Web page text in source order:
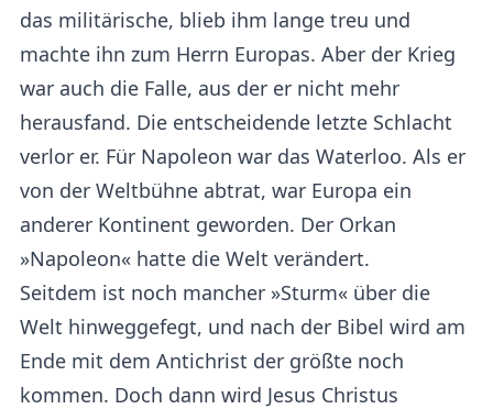
das militärische, blieb ihm lange treu und
machte ihn zum Herrn Europas. Aber der Krieg
war auch die Falle, aus der er nicht mehr
herausfand. Die entscheidende letzte Schlacht
verlor er. Für Napoleon war das Waterloo. Als er
von der Weltbühne abtrat, war Europa ein
anderer Kontinent geworden. Der Orkan
»Napoleon« hatte die Welt verändert.
Seitdem ist noch mancher »Sturm« über die
Welt hinweggefegt, und nach der Bibel wird am
Ende mit dem Antichrist der größte noch
kommen. Doch dann wird Jesus Christus